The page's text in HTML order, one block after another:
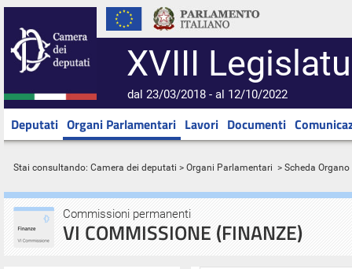
XVIII
dal 23/03/2018 - al 12/10/2022
Deputati Organi Parlamentari Lavori Documenti
Stai consultando: Camera dei deputati > Organi Parlamentari > Scheda Organo
Commissioni permanenti
VI COMMISSIONE (FINANZE)